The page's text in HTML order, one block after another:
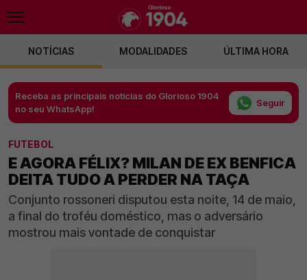
NOTÍCIAS MODALIDADES ÚLTIMA HORA
Receba as principais notícias do Glorioso 1904
no seu WhatsApp!
Seguir
FUTEBOL
E AGORA FÉLIX? MILAN DE EX BENFICA
DEITA TUDO A PERDER NA TAÇA
Conjunto rossoneri disputou esta noite, 14 de maio,
a final do troféu doméstico, mas o adversário
mostrou mais vontade de conquistar